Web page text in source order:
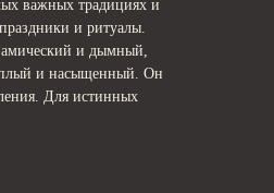
важных традициях и
и ритуалы.
и дымный,
и насыщенный. Он
Для истинных